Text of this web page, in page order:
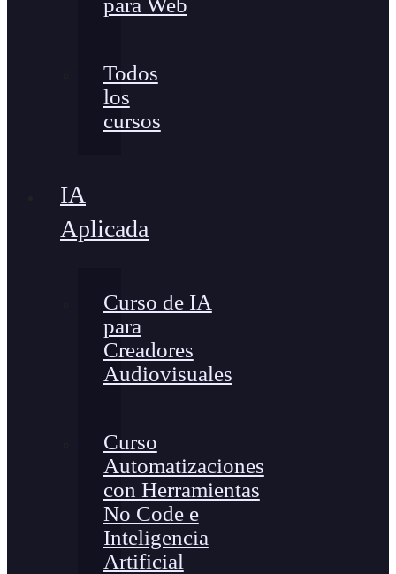
para Web
Todos
los
cursos
IA
Aplicada
Curso de IA
para
Creadores
Audiovisuales
Curso
Automatizaciones
con Herramientas
No Code e
Inteligencia
Artificial